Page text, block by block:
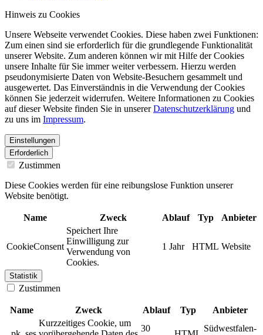
Hinweis zu Cookies
Unsere Webseite verwendet Cookies. Diese haben zwei Funktionen:
Zum einen sind sie erforderlich für die grundlegende Funktionalität
unserer Website. Zum anderen können wir mit Hilfe der Cookies
unsere Inhalte für Sie immer weiter verbessern. Hierzu werden
pseudonymisierte Daten von Website-Besuchern gesammelt und
ausgewertet. Das Einverständnis in die Verwendung der Cookies
können Sie jederzeit widerrufen. Weitere Informationen zu Cookies
auf dieser Website finden Sie in unsererDatenschutzerklärung und
zu uns im Impressum.
Einstellungen
Erforderlich
Zustimmen
Diese Cookies werden für eine reibungslose Funktion unserer
Website benötigt.
Name Zweck Ablauf Typ Anbieter
CookieConsent
Speichert Ihre
Einwilligung zur
Verwendung von
Cookies.
1 Jahr HTML Website
Statistik
Zustimmen
Name Zweck Ablauf Typ Anbieter
Kurzzeitiges Cookie, um
30
Südwestfalen-